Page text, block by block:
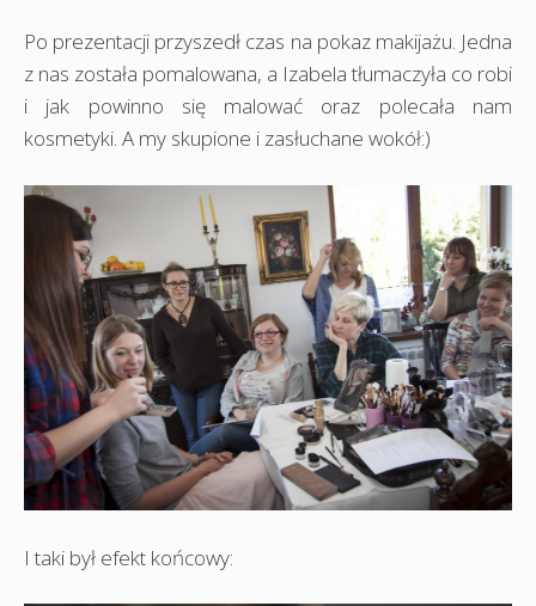
Po prezentacji przyszedł czas na pokaz makijażu. Jedna
z nas została pomalowana, a Izabela tłumaczyła co robi
i jak powinno się malować oraz polecała nam
kosmetyki. A my skupione i zasłuchane wokół:)
I taki był efekt końcowy: